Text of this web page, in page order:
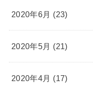
2020年6月 (23)
2020年5月 (21)
2020年4月 (17)